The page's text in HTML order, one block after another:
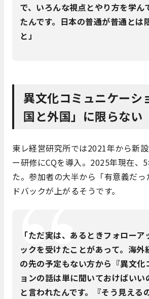
で、いろんな視点とやり方を学ん
たんです。日本の普通が普通とは
と」
異文化コミュニケーシ
国と外国」に限らない
東レ経営研究所では2021年から新
ー研修にCQを導入。2025年現在、
た。参加者の大半から「有意義だ
ドバックが上がるそうです。
「ただ実は、あるときフォローア
ックを受けたことがあって。海外
の先の予定もない方から『異文化
ョンの話は単に聞いておけばいい
と言われたんです。『そう見え